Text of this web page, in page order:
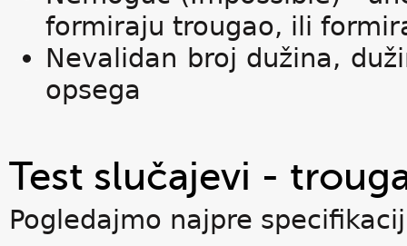
formiraju trougao, ili
Nevalidan broj dužina,
opsega
Test slučajevi -
Pogledajmo najpre